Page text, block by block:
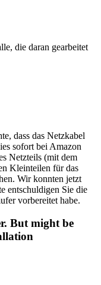
die daran gearbeitet
dass das Netzkabel
sofort bei Amazon
Netzteils (mit dem
Kleinteilen für das
Wir konnten jetzt
entschuldigen Sie die
vorbereitet habe.
But might be